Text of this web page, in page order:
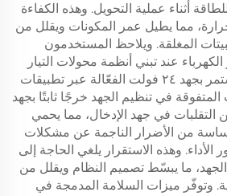
أثناء عملية التحويل. وهذه الكفاءة
مما يطيل عمر المكونات ويقلل من
المغلقة. ويلاحظ المستخدمون
عند تبني أنظمة محولات التيار
المتناوب إلى التيار المستمر بجهد ٢٤ فولت الفعّالة عبر تطبيقات
في تنظيم الجهد خرجًا ثابتًا بجهد
التقلبات في جهد الإدخال، مما يحمي
من الأضرار الناجمة عن مشكلات
الأداء. وهذه الاستقرار يلغي الحاجة إلى
ما يبسّط تصميم النظام ويقلل من
وتوفّر ميزات السلامة المدمجة في